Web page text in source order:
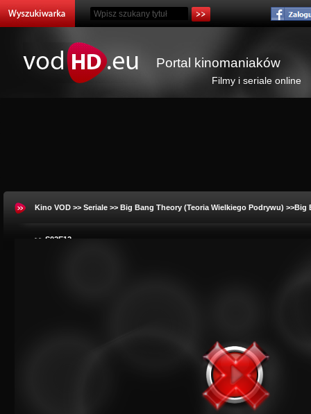
Portal kinomaniaków
Filmy i seriale online
Kino VOD >> Seriale >> Big Bang Theory (Teoria Wielkiego Podrywu) >>Big
>> S02E12